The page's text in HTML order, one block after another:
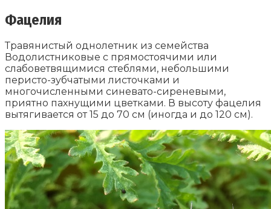
Фацелия
Травянистый однолетник из семейства
Водолистниковые с прямостоячими или
слабоветвящимися стеблями, небольшими
перисто-зубчатыми листочками и
многочисленными синевато-сиреневыми,
приятно пахнущими цветками. В высоту фацелия
вытягивается от 15 до 70 см (иногда и до 120 см).